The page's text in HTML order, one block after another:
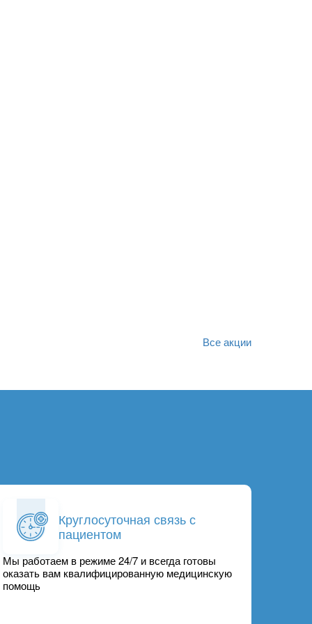
Все акции
Круглосуточная связь с
пациентом
Мы работаем в режиме 24/7 и всегда готовы
оказать вам квалифицированную медицинскую
помощь